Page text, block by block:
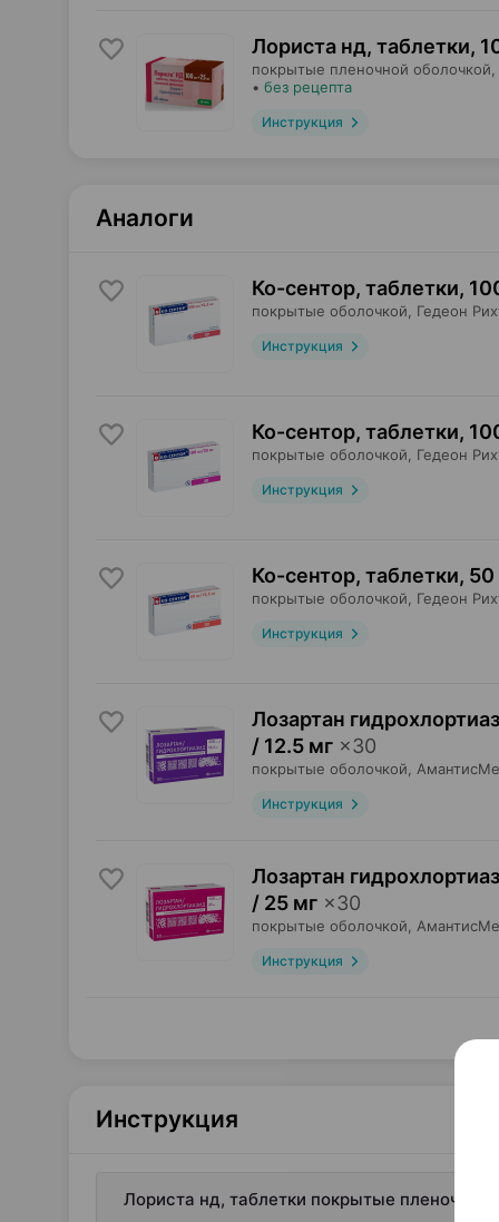
Лориста нд, таблетки,
покрытые пленочной оболочкой,
• без рецепта
Инструкция
Аналоги
Ко-сентор, таблетки,
покрытые оболочкой, Гедеон
Инструкция
Ко-сентор, таблетки,
покрытые оболочкой, Гедеон
Инструкция
Ко-сентор, таблетки, 50
покрытые оболочкой, Гедеон
Инструкция
Лозартан
/ 12.5 мг ×30
покрытые оболочкой,
Инструкция
Лозартан
/ 25 мг ×30
покрытые оболочкой,
Инструкция
Инструкция
Лориста нд, таблетки покрытые